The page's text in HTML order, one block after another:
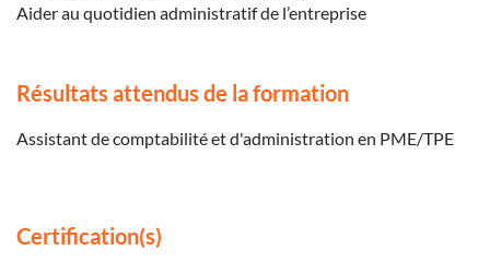
Aider au quotidien administratif de l’entreprise
Résultats attendus de la formation
Assistant de comptabilité et d'administration en PME/TPE
Certification(s)